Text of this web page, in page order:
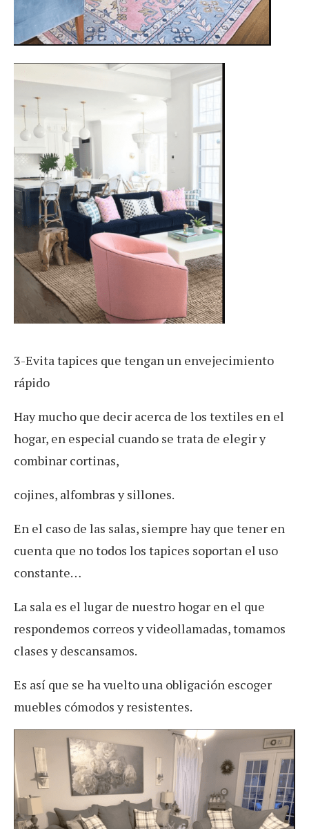
3-Evita tapices que tengan un envejecimiento
rápido
Hay mucho que decir acerca de los textiles en el
hogar, en especial cuando se trata de elegir y
combinar cortinas,
cojines, alfombras y sillones.
En el caso de las salas, siempre hay que tener en
cuenta que no todos los tapices soportan el uso
constante…
La sala es el lugar de nuestro hogar en el que
respondemos correos y videollamadas, tomamos
clases y descansamos.
Es así que se ha vuelto una obligación escoger
muebles cómodos y resistentes.